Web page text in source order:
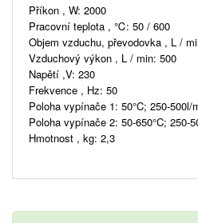
Příkon , W: 2000
Pracovní teplota , ℃: 50 / 600
Objem vzduchu, převodovka , L /
Vzduchový výkon , L / min: 500
Napětí ,V: 230
Frekvence , Hz: 50
Poloha vypínače 1: 50°C; 250-500l/
Poloha vypínače 2: 50-650°C; 250-
Hmotnost , kg: 2,3